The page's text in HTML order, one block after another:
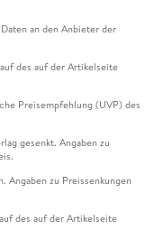
an den Anbieter der
des auf der Artikelseite
Preisempfehlung (UVP) des
gesenkt. Angaben zu
Angaben zu Preissenkungen
des auf der Artikelseite